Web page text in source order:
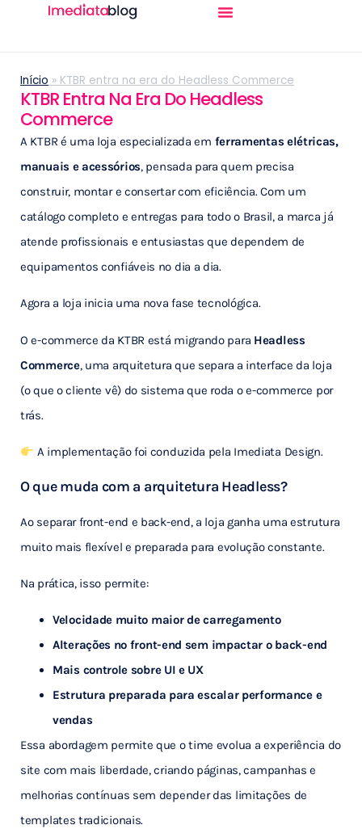
Início » KTBR entra na era do Headless Commerce
KTBR Entra Na Era Do Headless
Commerce
A KTBR é uma loja especializada em ferramentas elétricas,
manuais e acessórios, pensada para quem precisa
construir, montar e consertar com eficiência. Com um
catálogo completo e entregas para todo o Brasil, a marca já
atende profissionais e entusiastas que dependem de
equipamentos confiáveis no dia a dia.
Agora a loja inicia uma nova fase tecnológica.
O e-commerce da KTBR está migrando para Headless
Commerce, uma arquitetura que separa a interface da loja
(o que o cliente vê) do sistema que roda o e-commerce por
trás.
A implementação foi conduzida pela Imediata Design.
O que muda com a arquitetura Headless?
Ao separar front-end e back-end, a loja ganha uma estrutura
muito mais flexível e preparada para evolução constante.
Na prática, isso permite:
Velocidade muito maior de carregamento
Alterações no front-end sem impactar o back-end
Mais controle sobre UI e UX
Estrutura preparada para escalar performance e
vendas
Essa abordagem permite que o time evolua a experiência do
site com mais liberdade, criando páginas, campanhas e
melhorias contínuas sem depender das limitações de
templates tradicionais.